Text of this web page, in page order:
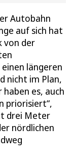
Autobahn
auf sich hat
von der
längeren
nicht im Plan,
haben es, auch
priorisiert“,
drei Meter
nördlichen